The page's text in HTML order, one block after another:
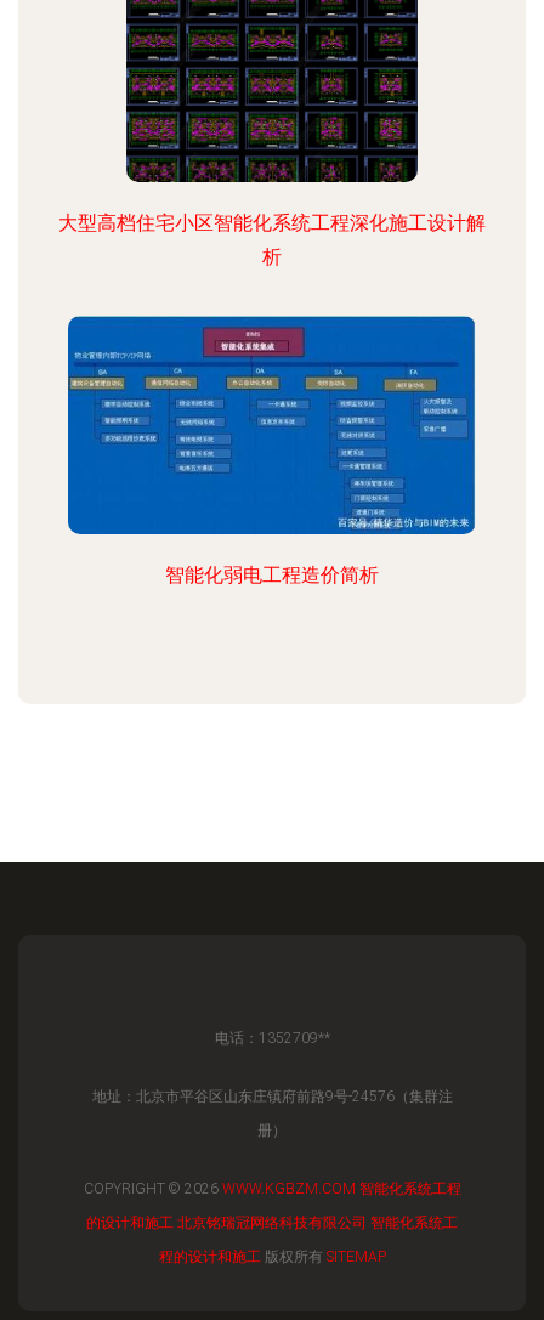
大型高档住宅小区智能化系统工程深化施工设计解
析
智能化弱电工程造价简析
电话：1352709**
地址：北京市平谷区山东庄镇府前路9号-24576（集群注
册）
COPYRIGHT © 2026 WWW.KGBZM.COM 智能化系统工程
的设计和施工 北京铭瑞冠网络科技有限公司 智能化系统工
程的设计和施工版权所有 SITEMAP